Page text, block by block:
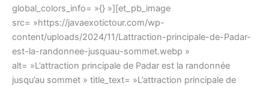
global_colors_info= »{} »][et_pb_image
src= »https://javaexotictour.com/wp-
content/uploads/2024/11/Lattraction-principale-de-Padar-
est-la-randonnee-jusquau-sommet.webp »
alt= »L’attraction principale de Padar est la randonnée
jusqu’au sommet » title_text= »L’attraction principale de